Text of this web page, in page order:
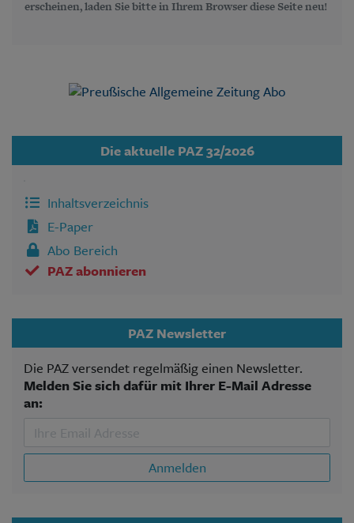
erscheinen, laden Sie bitte in Ihrem Browser diese Seite neu!
Die aktuelle PAZ 32/2026
Inhaltsverzeichnis
E-Paper
Abo Bereich
PAZ abonnieren
PAZ Newsletter
Die PAZ versendet regelmäßig einen Newsletter.
Melden Sie sich dafür mit Ihrer E-Mail Adresse
an:
Anmelden